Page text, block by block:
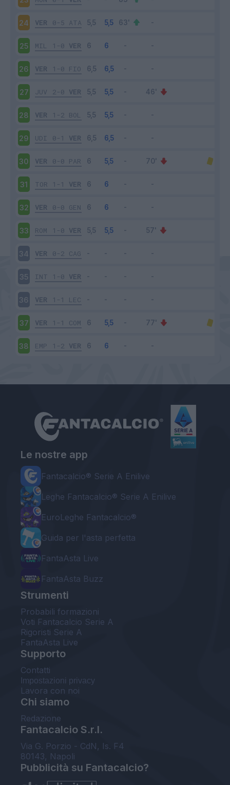
24 VER 0-5 ATA
25 MIL 1-0 VER
26 VER 1-0 FIO
27 JUV 2-0 VER
28 VER 1-2 BOL
29 UDI 0-1 VER
30 VER 0-0 PAR
31 TOR 1-1 VER
32 VER 0-0 GEN
33 ROM 1-0 VER
34 VER 0-2 CAG
35 INT 1-0 VER
36 VER 1-1 LEC
37 VER 1-1 COM
38 EMP 1-2 VER
Le nostre app
Fantacalcio® Serie A Enilive
Leghe Fantacalcio® Serie A Enilive
EuroLeghe Fantacalcio®
Guida per l'asta perfetta
FantaAsta Live
FantaAsta Buzz
Strumenti
Probabili formazioni
Voti Fantacalcio Serie A
Rigoristi Serie A
FantaAsta Live
Supporto
Contatti
Impostazioni privacy
Lavora con noi
Chi siamo
Redazione
Fantacalcio S.r.l.
Via G. Porzio - CdN, Is. F4
80143, Napoli
Pubblicità su Fantacalcio?